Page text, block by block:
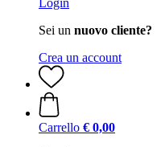
Login
Sei un nuovo cliente?
Crea un account
Carrello € 0,00